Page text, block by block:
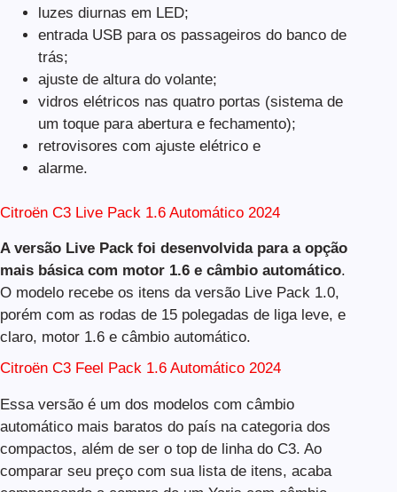
luzes diurnas em LED;
entrada USB para os passageiros do banco de
trás;
ajuste de altura do volante;
vidros elétricos nas quatro portas (sistema de
um toque para abertura e fechamento);
retrovisores com ajuste elétrico e
alarme.
Citroën C3 Live Pack 1.6 Automático 2024
A versão Live Pack foi desenvolvida para a opção
mais básica com motor 1.6 e câmbio automático.
O modelo recebe os itens da versão Live Pack 1.0,
porém com as rodas de 15 polegadas de liga leve, e
claro, motor 1.6 e câmbio automático.
Citroën C3 Feel Pack 1.6 Automático 2024
Essa versão é um dos modelos com câmbio
automático mais baratos do país na categoria dos
compactos, além de ser o top de linha do C3. Ao
comparar seu preço com sua lista de itens, acaba